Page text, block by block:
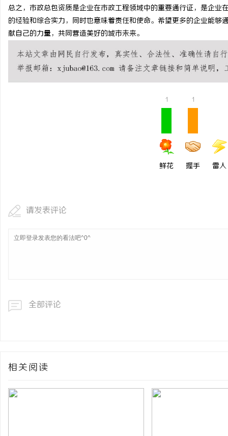
总之，市政总包资质是企业在市政工程领域中的重要通行证，是企
的经验和综合实力，同时也意味着责任和使命。希望更多的企业能
献自己的力量，共同营造美好的城市未来。
1
鲜花
1
握手 雷人
请发表评论
全部评论
相关阅读
温婉灵动，一眼万年！
唇，才是你整张脸的点